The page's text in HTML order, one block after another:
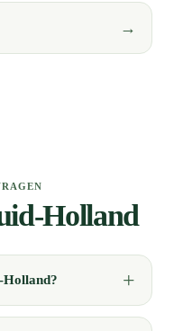
Holland
Holland?